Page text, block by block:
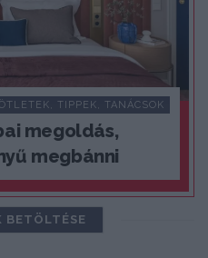
TIPPEK, TANÁCSOK
megoldás,
megbánni
BETÖLTÉSE